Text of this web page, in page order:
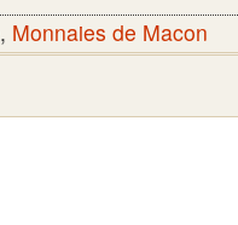
, Monnaies de Macon